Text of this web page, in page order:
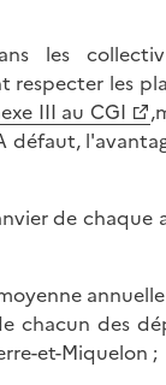
les
les
III au CGI
défaut,
de chaque
chacun des
et-Miquelon ;